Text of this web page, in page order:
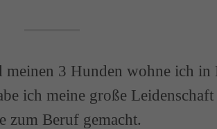
meinen 3 Hunden wohne ich in
ich meine große
zum Beruf gemacht.